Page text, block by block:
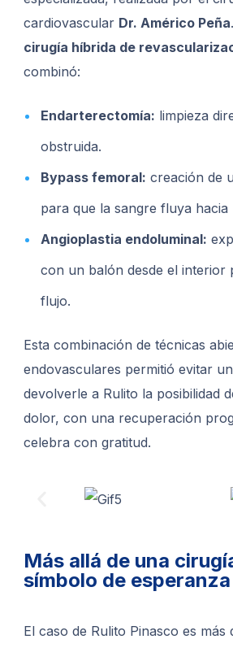
cardiovascular Dr. Américo Peña
cirugía híbrida de
combinó:
Endarterectomía: limpieza
obstruida.
Bypass femoral: creación de
para que la sangre fluya hacia
Angioplastia endoluminal:
con un balón desde el interior
flujo.
Esta combinación de técnicas
endovasculares permitió evitar
devolverle a Rulito la posibilidad
dolor, con una recuperación
celebra con gratitud.
Más allá de una
símbolo de esperanza
El caso de Rulito Pinasco es más